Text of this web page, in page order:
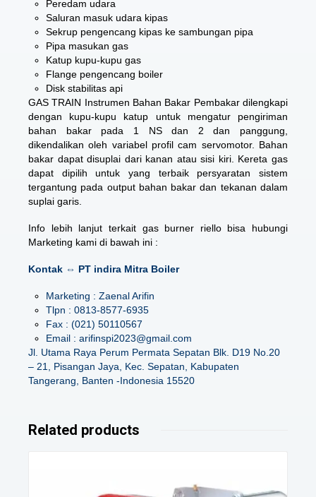
Peredam udara
Saluran masuk udara kipas
Sekrup pengencang kipas ke sambungan pipa
Pipa masukan gas
Katup kupu-kupu gas
Flange pengencang boiler
Disk stabilitas api
GAS TRAIN Instrumen Bahan Bakar Pembakar dilengkapi
dengan kupu-kupu katup untuk mengatur pengiriman
bahan bakar pada 1 NS dan 2 dan panggung,
dikendalikan oleh variabel profil cam servomotor. Bahan
bakar dapat disuplai dari kanan atau sisi kiri. Kereta gas
dapat dipilih untuk yang terbaik persyaratan sistem
tergantung pada output bahan bakar dan tekanan dalam
suplai garis.
Info lebih lanjut terkait gas burner riello bisa hubungi
Marketing kami di bawah ini :
Kontak ⇔ PT indira Mitra Boiler
Marketing : Zaenal Arifin
Tlpn : 0813-8577-6935
Fax : (021) 50110567
Email : arifinspi2023@gmail.com
Jl. Utama Raya Perum Permata Sepatan Blk. D19 No.20
– 21, Pisangan Jaya, Kec. Sepatan, Kabupaten
Tangerang, Banten -Indonesia 15520
Related products